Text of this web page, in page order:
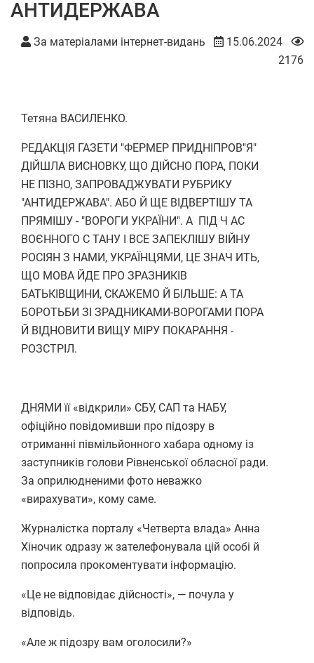
АНТИДЕРЖАВА
За матеріалами інтернет-видань
15.06.2024
2176
Тетяна ВАСИЛЕНКО.
РЕДАКЦІЯ ГАЗЕТИ "ФЕРМЕР ПРИДНІПРОВ"Я"
ДІЙШЛА ВИСНОВКУ, ЩО ДІЙСНО ПОРА, ПОКИ
НЕ ПІЗНО, ЗАПРОВАДЖУВАТИ РУБРИКУ
"АНТИДЕРЖАВА". АБО Й ЩЕ ВІДВЕРТІШУ ТА
ПРЯМІШУ - "ВОРОГИ УКРАЇНИ". А ПІД Ч АС
ВОЄННОГО С ТАНУ І ВСЕ ЗАПЕКЛІШУ ВІЙНУ
РОСІЯН З НАМИ, УКРАЇНЦЯМИ, ЦЕ ЗНАЧ ИТЬ,
ЩО МОВА ЙДЕ ПРО ЗРАЗНИКІВ
БАТЬКІВЩИНИ, СКАЖЕМО Й БІЛЬШЕ: А ТА
БОРОТЬБИ ЗІ ЗРАДНИКАМИ-ВОРОГАМИ ПОРА
Й ВІДНОВИТИ ВИЩУ МІРУ ПОКАРАННЯ -
РОЗСТРІЛ.
ДНЯМИ її «відкрили» СБУ, САП та НАБУ,
офіційно повідомивши про підозру в
отриманні півмільйонного хабара одному із
заступників голови Рівненської обласної ради.
За оприлюдненими фото неважко
«вирахувати», кому саме.
Журналістка порталу «Четверта влада» Анна
Хіночик одразу ж зателефонувала цій особі й
попросила прокоментувати інформацію.
«Це не відповідає дійсності», — почула у
відповідь.
«Але ж підозру вам оголосили?»